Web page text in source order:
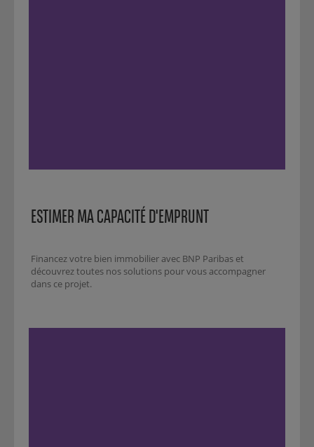
ESTIMER MA CAPACITÉ D'EMPRUNT
Financez votre bien immobilier avec BNP Paribas et
découvrez toutes nos solutions pour vous accompagner
dans ce projet.